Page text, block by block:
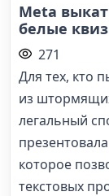
Meta
белые
271
Для тех, кто
из
легальный
которое
текстовых